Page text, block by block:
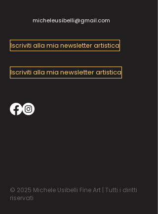
micheleusibelli@gmail.com
Iscriviti alla mia newsletter artistica
Iscriviti alla mia newsletter artistica
© 2025 Michele Usibelli Fine Art | Tutti i diritti
riservati